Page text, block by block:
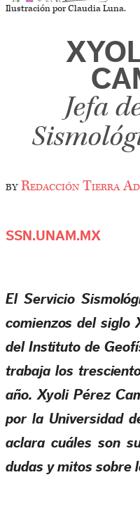
Ilustración por Claudia Luna.
Jefa
byRedacción Tierra
SSN.UNAM.MX
El Servicio
comienzos del siglo
del Instituto de
trabaja los
año. Xyoli Pérez
por la Universidad
aclara cuáles son
dudas y mitos sobre